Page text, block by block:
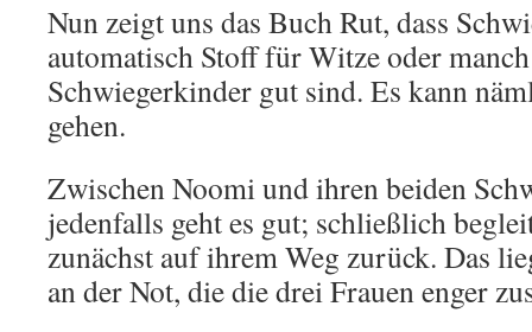
Nun zeigt uns das Buch Rut, dass
automatisch Stoff für Witze oder
Schwiegerkinder gut sind. Es kann
gehen.
Zwischen Noomi und ihren beiden
jedenfalls geht es gut; schließlich
zunächst auf ihrem Weg zurück. Das
an der Not, die die drei Frauen enger